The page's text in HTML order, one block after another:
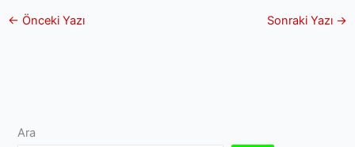
← Önceki Yazı Sonraki Yazı →
Ara